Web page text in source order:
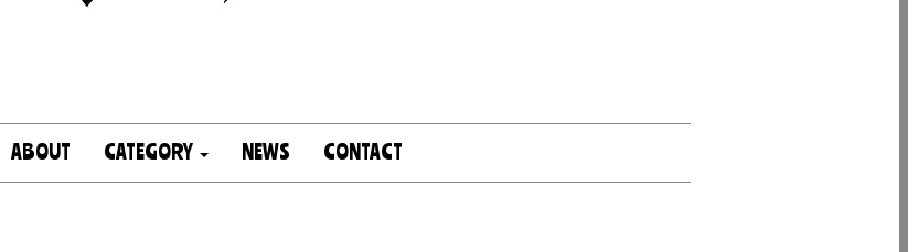
ABOUT CATEGORY NEWS CONTACT